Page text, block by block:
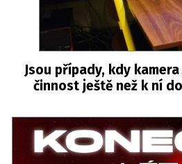
Jsou případy, kdy
činnost ještě než k ní